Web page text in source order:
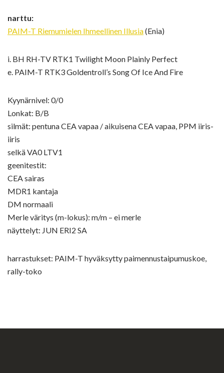
narttu:
PAIM-T Riemumielen Ihmeellinen Illusia(Enia)
i. BH RH-TV RTK1 Twilight Moon Plainly Perfect
e. PAIM-T RTK3 Goldentroll’s Song Of Ice And Fire
Kyynärnivel: 0/0
Lonkat: B/B
silmät: pentuna CEA vapaa / aikuisena CEA vapaa, PPM iiris-
iiris
selkä VA0 LTV1
geenitestit:
CEA sairas
MDR1 kantaja
DM normaali
Merle väritys (m-lokus): m/m – ei merle
näyttelyt: JUN ERI2 SA
harrastukset: PAIM-T hyväksytty paimennustaipumuskoe,
rally-toko